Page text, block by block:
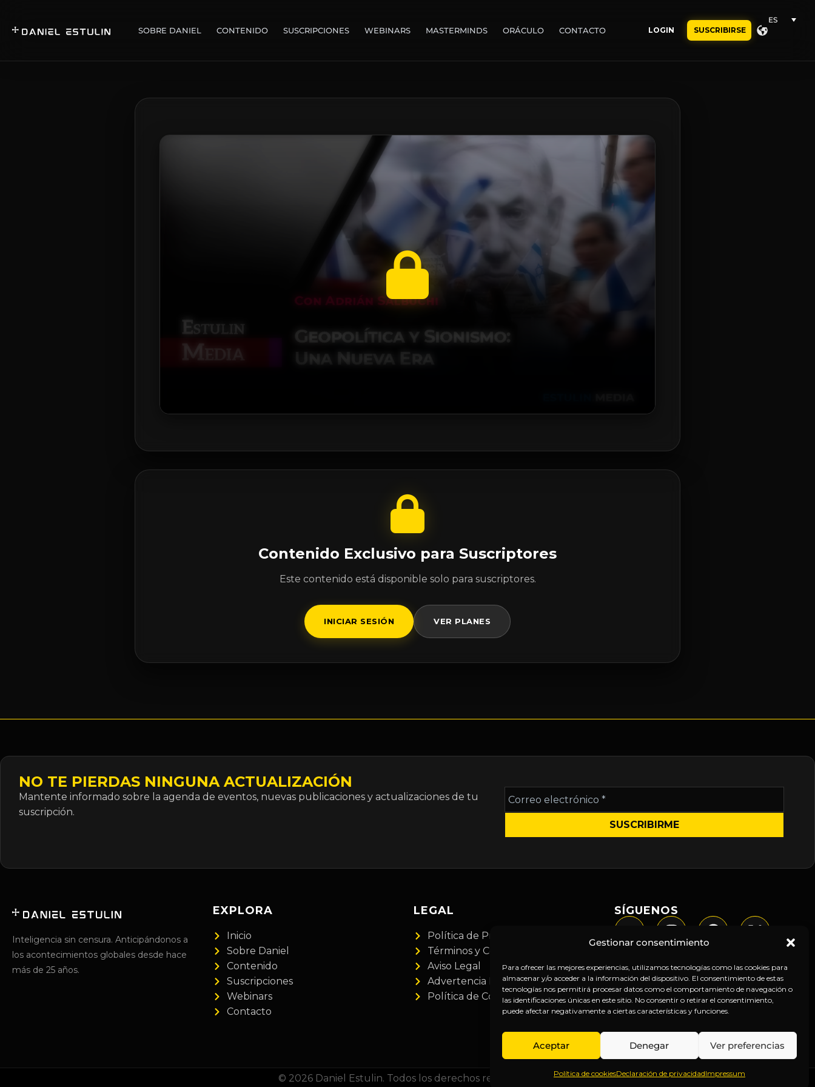
Gestionar consentimiento
Para ofrecer las mejores experiencias, utilizamos tecnologías como las cookies para
almacenar y/o acceder a la información del dispositivo. El consentimiento de estas
tecnologías nos permitirá procesar datos como el comportamiento de navegación o
las identificaciones únicas en este sitio. No consentir o retirar el consentimiento,
puede afectar negativamente a ciertas características y funciones.
Aceptar Denegar Ver preferencias
Política de cookiesDeclaración de privacidadImpressum
SOBRE DANIEL CONTENIDO SUSCRIPCIONES WEBINARS MASTERMINDS ORÁCULO CONTACTO LOGIN SUSCRIBIRSE
ES
Contenido Exclusivo para Suscriptores
Este contenido está disponible solo para suscriptores.
INICIAR SESIÓN VER PLANES
NO TE PIERDAS NINGUNA ACTUALIZACIÓN
Mantente informado sobre la agenda de eventos, nuevas publicaciones y actualizaciones de tu
suscripción.
Correo
electrónico
*
Inteligencia sin censura. Anticipándonos a
los acontecimientos globales desde hace
más de 25 años.
EXPLORA
Inicio
Sobre Daniel
Contenido
Suscripciones
Webinars
Contacto
LEGAL
Política de Privacidad
Términos y Condiciones
Aviso Legal
Advertencia Financiera
Política de Cookies
SÍGUENOS
© 2026 Daniel Estulin. Todos los derechos reservados.